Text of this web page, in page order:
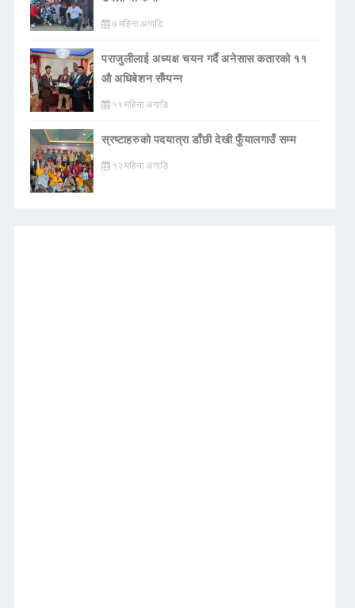
७ महिना अगाडि
पराजुलीलाई अध्यक्ष चयन गर्दै अनेसास कतारको ११
औ अधिबेशन सँम्पन्न
११ महिना अगाडि
स्रष्टाहरुको पदयात्रा डाँछी देखी फुँयालगाउँ सम्म
१२ महिना अगाडि